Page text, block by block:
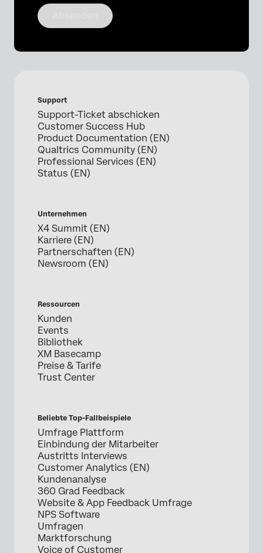
Support
Support-Ticket abschicken
Customer Success Hub
Product Documentation (EN)
Qualtrics Community (EN)
Professional Services (EN)
Status (EN)
Unternehmen
X4 Summit (EN)
Karriere (EN)
Partnerschaften (EN)
Newsroom (EN)
Ressourcen
Kunden
Events
Bibliothek
XM Basecamp
Preise & Tarife
Trust Center
Beliebte Top-Fallbeispiele
Umfrage Plattform
Einbindung der Mitarbeiter
Austritts Interviews
Customer Analytics (EN)
Kundenanalyse
360 Grad Feedback
Website & App Feedback Umfrage
NPS Software
Umfragen
Marktforschung
Voice of Customer